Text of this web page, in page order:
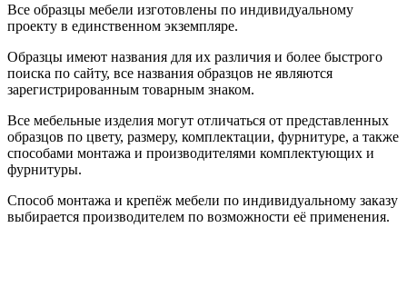
Все образцы мебели изготовлены по индивидуальному
проекту в единственном экземпляре.
Образцы имеют названия для их различия и более быстрого
поиска по сайту, все названия образцов не являются
зарегистрированным товарным знаком.
Все мебельные изделия могут отличаться от представленных
образцов по цвету, размеру, комплектации, фурнитуре, а также
способами монтажа и производителями комплектующих и
фурнитуры.
Способ монтажа и крепёж мебели по индивидуальному заказу
выбирается производителем по возможности её применения.